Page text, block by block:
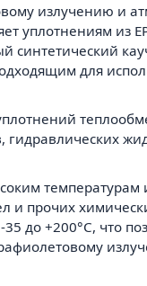
излучению и
уплотнениям из
синтетический
для
гидравлических
и прочих
до +200°C, что